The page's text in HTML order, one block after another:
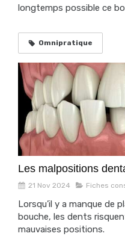
longtemps possible ce
Omnipratique
Les malpositions
21 Nov 2024 Fiches
Lorsqu’il y a manque de
bouche, les dents
mauvaises positions.